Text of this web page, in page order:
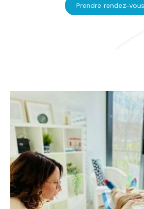
Prendre rendez-vous